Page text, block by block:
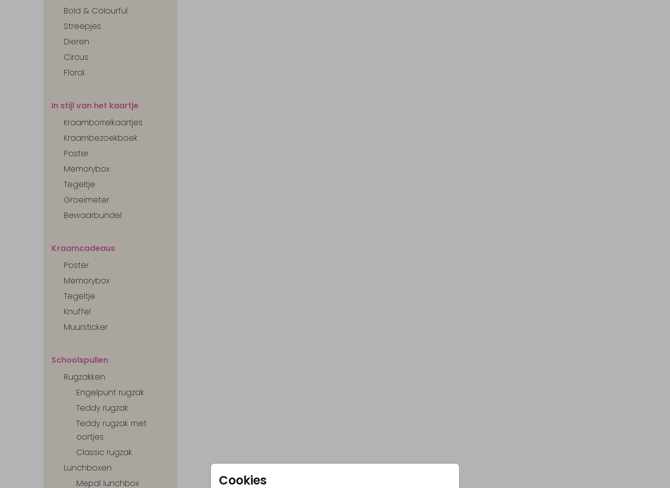
Cookies
Bold & Colourful
Streepjes
Dieren
Circus
Floral
In stijl van het kaartje
Kraamborrelkaartjes
Kraambezoekboek
Poster
Memorybox
Tegeltje
Groeimeter
Bewaarbundel
Kraamcadeaus
Poster
Memorybox
Tegeltje
Knuffel
Muursticker
Schoolspullen
Rugzakken
Engelpunt rugzak
Teddy rugzak
Teddy rugzak met
oortjes
Classic rugzak
Lunchboxen
Mepal lunchbox